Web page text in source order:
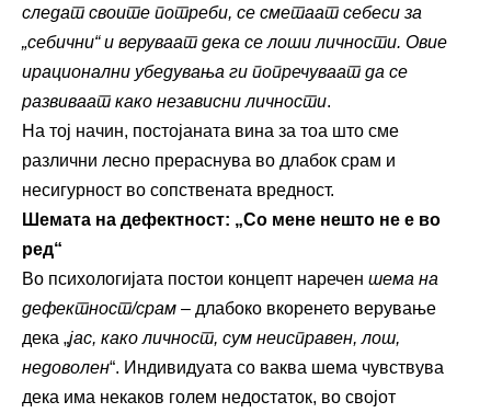
следат своите потреби, се сметаат себеси за
„себични“ и веруваат дека се лоши личности. Овие
ирационални убедувања ги попречуваат да се
развиваат како независни личности.
На тој начин, постојаната вина за тоа што сме
различни лесно прераснува во длабок срам и
несигурност во сопствената вредност.
Шемата на дефектност: „Со мене нешто не е во
ред“
Во психологијата постои концепт наречен шема на
дефектност/срам – длабоко вкоренето верување
дека „јас, како личност, сум неисправен, лош,
недоволен“. Индивидуата со ваква шема чувствува
дека има некаков голем недостаток, во својот